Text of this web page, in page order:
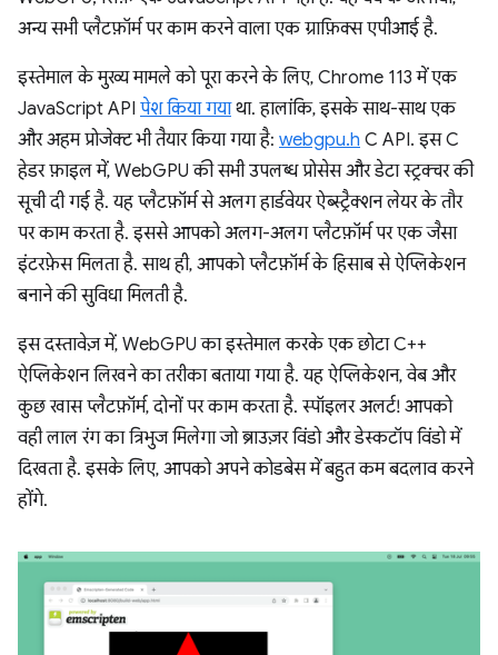
अन्य सभी प्लैटफ़ॉर्म पर काम करने वाला एक ग्राफ़िक्स एपीआई है.
इस्तेमाल के मुख्य मामले को पूरा करने के लिए, Chrome 113 में एक
JavaScript API पेश किया गयाथा. हालांकि, इसके साथ-साथ एक
और अहम प्रोजेक्ट भी तैयार किया गया है: webgpu.h C API. इस C
हेडर फ़ाइल में, WebGPU की सभी उपलब्ध प्रोसेस और डेटा स्ट्रक्चर की
सूची दी गई है. यह प्लैटफ़ॉर्म से अलग हार्डवेयर ऐब्स्ट्रैक्शन लेयर के तौर
पर काम करता है. इससे आपको अलग-अलग प्लैटफ़ॉर्म पर एक जैसा
इंटरफ़ेस मिलता है. साथ ही, आपको प्लैटफ़ॉर्म के हिसाब से ऐप्लिकेशन
बनाने की सुविधा मिलती है.
इस दस्तावेज़ में, WebGPU का इस्तेमाल करके एक छोटा C++
ऐप्लिकेशन लिखने का तरीका बताया गया है. यह ऐप्लिकेशन, वेब और
कुछ खास प्लैटफ़ॉर्म, दोनों पर काम करता है. स्पॉइलर अलर्ट! आपको
वही लाल रंग का त्रिभुज मिलेगा जो ब्राउज़र विंडो और डेस्कटॉप विंडो में
दिखता है. इसके लिए, आपको अपने कोडबेस में बहुत कम बदलाव करने
होंगे.